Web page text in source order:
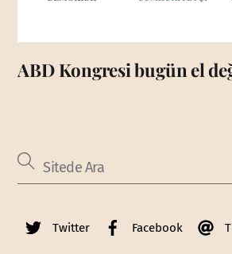
ABD Kongresi bugün el
Twitter Facebook